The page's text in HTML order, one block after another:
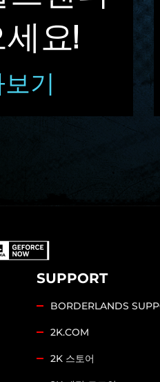
요!
기
SUPPORT
BORDERLANDS
2K.COM
2K 스토어